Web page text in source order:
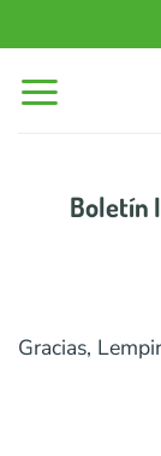
al
contenido
Boletín
Gracias,